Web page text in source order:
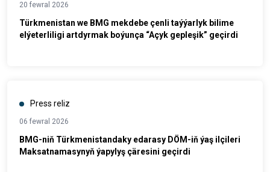
20 fewral 2026
Türkmenistan we BMG mekdebe çenli taýýarlyk bilime
elýeterliligi artdyrmak boýunça “Açyk gepleşik” geçirdi
Press reliz
06 fewral 2026
BMG-niň Türkmenistandaky edarasy DÖM-iň ýaş ilçileri
Maksatnamasynyň ýapylyş çäresini geçirdi